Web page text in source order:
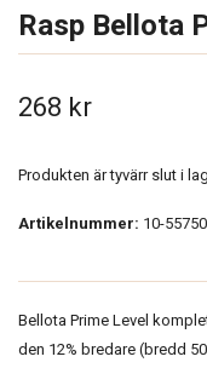
Rasp Bellota
268 kr
Produkten är tyvärr slut i
Artikelnummer: 10-
Bellota Prime Level
den 12% bredare (bredd